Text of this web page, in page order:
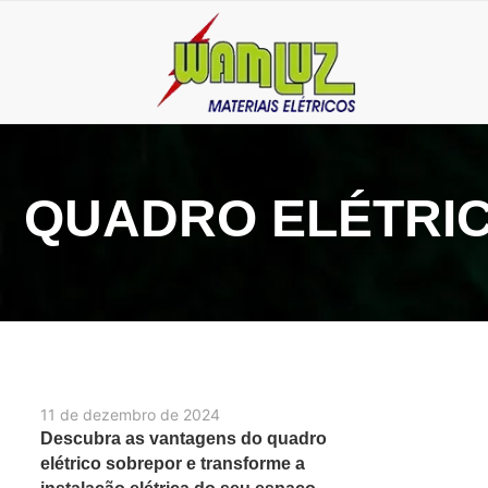
QUADRO
11 de dezembro de 2024
Descubra as vantagens do quadro
elétrico sobrepor e transforme a